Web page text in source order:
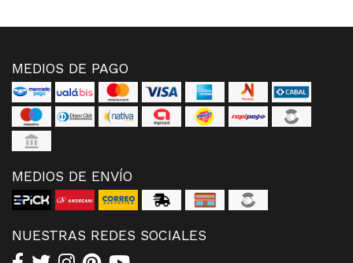
MEDIOS DE PAGO
MEDIOS DE ENVÍO
NUESTRAS REDES SOCIALES